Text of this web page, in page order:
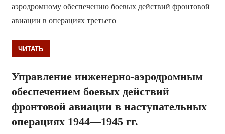
аэродромному обеспечению боевых действий фронтовой
авиации в операциях третьего
ЧИТАТЬ
Управление инженерно-аэродромным
обеспечением боевых действий
фронтовой авиации в наступательных
операциях 1944—1945 гг.